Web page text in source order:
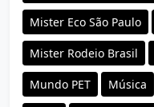
Mister Eco São Paulo
Mister Rodeio Brasil
Mundo PET Música